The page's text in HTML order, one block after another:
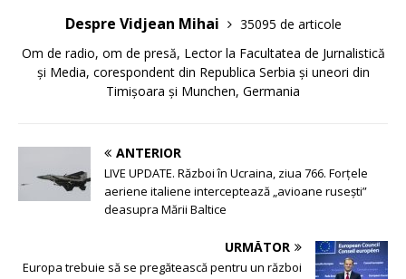
Despre Vidjean Mihai
35095 de articole
Om de radio, om de presă, Lector la Facultatea de Jurnalistică
și Media, corespondent din Republica Serbia și uneori din
Timișoara și Munchen, Germania
ANTERIOR
LIVE UPDATE. Război în Ucraina, ziua 766. Forțele
aeriene italiene interceptează „avioane rusești”
deasupra Mării Baltice
URMĂTOR
Europa trebuie să se pregătească pentru un război